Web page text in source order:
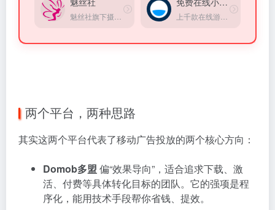
两个平台，两种思路
其实这两个平台代表了移动广告投放的两个核心方向：
Domob多盟 偏“效果导向”，适合追求下载、激
活、付费等具体转化目标的团队。它的强项是程
序化，能用技术手段帮你省钱、提效。